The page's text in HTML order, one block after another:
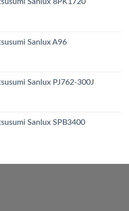
Sanlux A96
Sanlux PJ762-300J
Sanlux SPB3400